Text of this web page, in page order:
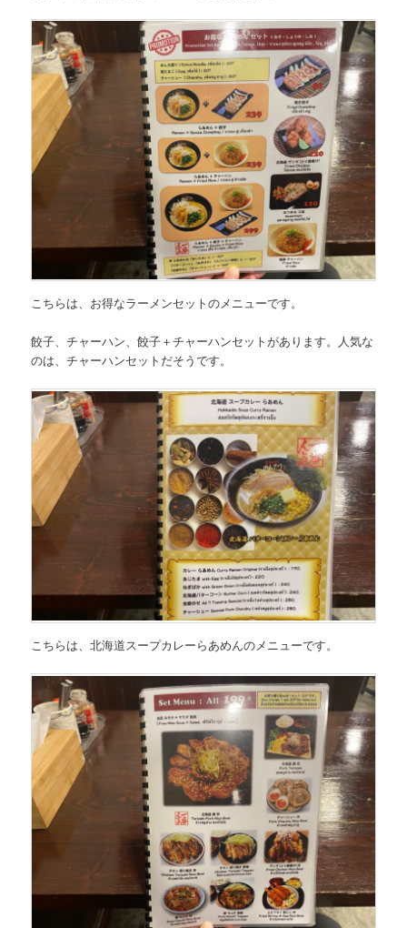
こちらは、 お得なラーメンセットのメニューです。
餃子、チャーハン、餃子＋チャーハンセットがあります。 人気な
のは、チャーハンセットだそうです。
こちらは、北海道スープカレーらあめんのメニューです。